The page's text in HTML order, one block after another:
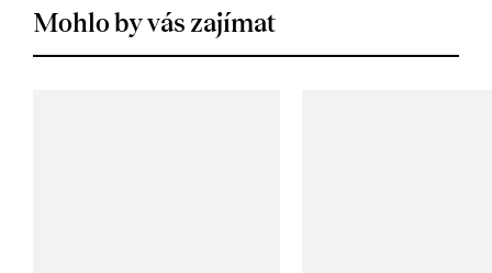
Mohlo by vás zajímat